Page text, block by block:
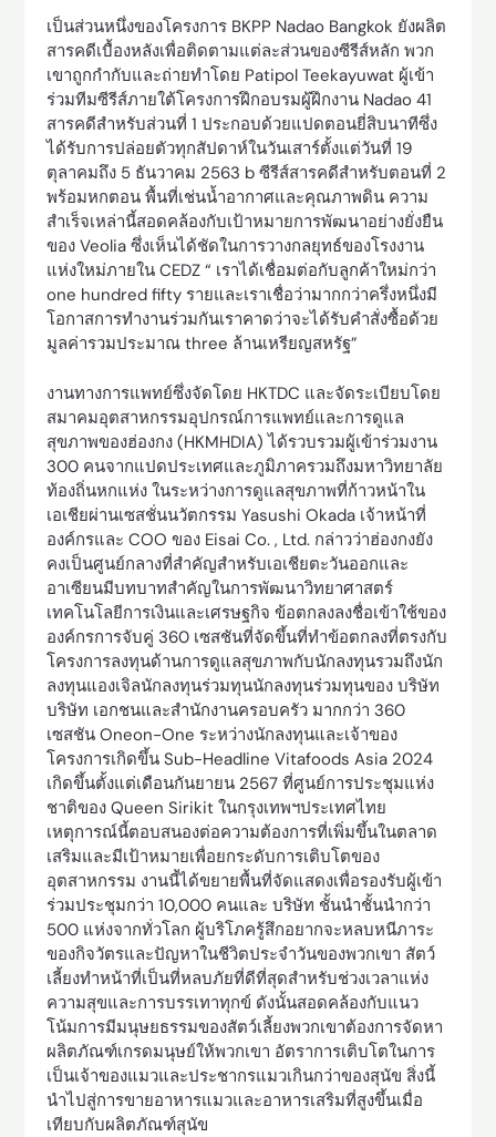
เป็นส่วนหนึ่งของโครงการ BKPP Nadao Bangkok ยังผลิต
สารคดีเบื้องหลังเพื่อติดตามแต่ละส่วนของซีรีส์หลัก พวก
เขาถูกกำกับและถ่ายทำโดย Patipol Teekayuwat ผู้เข้า
ร่วมทีมซีรีส์ภายใต้โครงการฝึกอบรมผู้ฝึกงาน Nadao 41
สารคดีสำหรับส่วนที่ 1 ประกอบด้วยแปดตอนยี่สิบนาทีซึ่ง
ได้รับการปล่อยตัวทุกสัปดาห์ในวันเสาร์ตั้งแต่วันที่ 19
ตุลาคมถึง 5 ธันวาคม 2563 b ซีรีส์สารคดีสำหรับตอนที่ 2
พร้อมหกตอน พื้นที่เช่นน้ำอากาศและคุณภาพดิน ความ
สำเร็จเหล่านี้สอดคล้องกับเป้าหมายการพัฒนาอย่างยั่งยืน
ของ Veolia ซึ่งเห็นได้ชัดในการวางกลยุทธ์ของโรงงาน
แห่งใหม่ภายใน CEDZ “ เราได้เชื่อมต่อกับลูกค้าใหม่กว่า
one hundred fifty รายและเราเชื่อว่ามากกว่าครึ่งหนึ่งมี
โอกาสการทำงานร่วมกันเราคาดว่าจะได้รับคำสั่งซื้อด้วย
มูลค่ารวมประมาณ three ล้านเหรียญสหรัฐ”
งานทางการแพทย์ซึ่งจัดโดย HKTDC และจัดระเบียบโดย
สมาคมอุตสาหกรรมอุปกรณ์การแพทย์และการดูแล
สุขภาพของฮ่องกง (HKMHDIA) ได้รวบรวมผู้เข้าร่วมงาน
300 คนจากแปดประเทศและภูมิภาครวมถึงมหาวิทยาลัย
ท้องถิ่นหกแห่ง ในระหว่างการดูแลสุขภาพที่ก้าวหน้าใน
เอเชียผ่านเซสชั่นนวัตกรรม Yasushi Okada เจ้าหน้าที่
องค์กรและ COO ของ Eisai Co. , Ltd. กล่าวว่าฮ่องกงยัง
คงเป็นศูนย์กลางที่สำคัญสำหรับเอเชียตะวันออกและ
อาเซียนมีบทบาทสำคัญในการพัฒนาวิทยาศาสตร์
เทคโนโลยีการเงินและเศรษฐกิจ ข้อตกลงลงชื่อเข้าใช้ของ
องค์กรการจับคู่ 360 เซสชันที่จัดขึ้นที่ทำข้อตกลงที่ตรงกับ
โครงการลงทุนด้านการดูแลสุขภาพกับนักลงทุนรวมถึงนัก
ลงทุนแองเจิลนักลงทุนร่วมทุนนักลงทุนร่วมทุนของ บริษัท
บริษัท เอกชนและสำนักงานครอบครัว มากกว่า 360
เซสชัน Oneon-One ระหว่างนักลงทุนและเจ้าของ
โครงการเกิดขึ้น Sub-Headline Vitafoods Asia 2024
เกิดขึ้นตั้งแต่เดือนกันยายน 2567 ที่ศูนย์การประชุมแห่ง
ชาติของ Queen Sirikit ในกรุงเทพฯประเทศไทย
เหตุการณ์นี้ตอบสนองต่อความต้องการที่เพิ่มขึ้นในตลาด
เสริมและมีเป้าหมายเพื่อยกระดับการเติบโตของ
อุตสาหกรรม งานนี้ได้ขยายพื้นที่จัดแสดงเพื่อรองรับผู้เข้า
ร่วมประชุมกว่า 10,000 คนและ บริษัท ชั้นนำชั้นนำกว่า
500 แห่งจากทั่วโลก ผู้บริโภครู้สึกอยากจะหลบหนีภาระ
ของกิจวัตรและปัญหาในชีวิตประจำวันของพวกเขา สัตว์
เลี้ยงทำหน้าที่เป็นที่หลบภัยที่ดีที่สุดสำหรับช่วงเวลาแห่ง
ความสุขและการบรรเทาทุกข์ ดังนั้นสอดคล้องกับแนว
โน้มการมีมนุษยธรรมของสัตว์เลี้ยงพวกเขาต้องการจัดหา
ผลิตภัณฑ์เกรดมนุษย์ให้พวกเขา อัตราการเติบโตในการ
เป็นเจ้าของแมวและประชากรแมวเกินกว่าของสุนัข สิ่งนี้
นำไปสู่การขายอาหารแมวและอาหารเสริมที่สูงขึ้นเมื่อ
เทียบกับผลิตภัณฑ์สุนัข